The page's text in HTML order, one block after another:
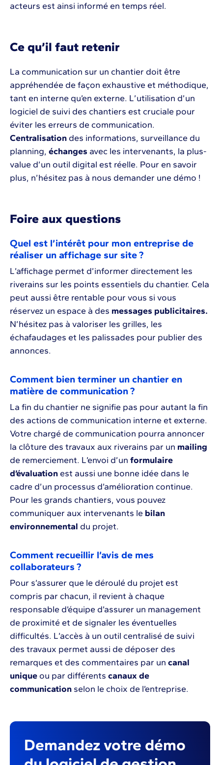
acteurs est ainsi informé en temps réel.
Ce qu’il faut retenir
La communication sur un chantier doit être
appréhendée de façon exhaustive et méthodique,
tant en interne qu’en externe. L’utilisation d’un
logiciel de suivi des chantiers est cruciale pour
éviter les erreurs de communication.
Centralisation des informations, surveillance du
planning, échanges avec les intervenants, la plus-
value d’un outil digital est réelle. Pour en savoir
plus, n’hésitez pas à nous demander une démo !
Foire aux questions
Quel est l’intérêt pour mon entreprise de
réaliser un affichage sur site ?
L’affichage permet d’informer directement les
riverains sur les points essentiels du chantier. Cela
peut aussi être rentable pour vous si vous
réservez un espace à des messages publicitaires.
N’hésitez pas à valoriser les grilles, les
échafaudages et les palissades pour publier des
annonces.
Comment bien terminer un chantier en
matière de communication ?
La fin du chantier ne signifie pas pour autant la fin
des actions de communication interne et externe.
Votre chargé de communication pourra annoncer
la clôture des travaux aux riverains par un mailing
de remerciement. L’envoi d’un formulaire
d’évaluation est aussi une bonne idée dans le
cadre d’un processus d’amélioration continue.
Pour les grands chantiers, vous pouvez
communiquer aux intervenants le bilan
environnemental du projet.
Comment recueillir l’avis de mes
collaborateurs ?
Pour s’assurer que le déroulé du projet est
compris par chacun, il revient à chaque
responsable d’équipe d’assurer un management
de proximité et de signaler les éventuelles
difficultés. L’accès à un outil centralisé de suivi
des travaux permet aussi de déposer des
remarques et des commentaires par un canal
unique ou par différents canaux de
communication selon le choix de l’entreprise.
Demandez votre démo